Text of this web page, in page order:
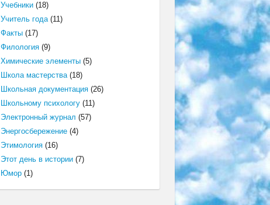
Учебники(18)
Учитель года(11)
Факты(17)
Филология(9)
Химические элементы(5)
Школа мастерства(18)
Школьная документация(26)
Школьному психологу(11)
Электронный журнал (57)
Энергосбережение(4)
Этимология(16)
Этот день в истории(7)
Юмор(1)